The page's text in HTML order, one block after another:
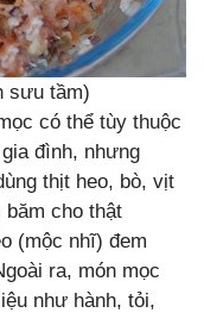
sưu tầm)
có thể tùy thuộc
đình, nhưng
thịt heo, bò, vịt
băm cho thật
(mộc nhĩ) đem
ra, món mọc
như hành, tỏi,